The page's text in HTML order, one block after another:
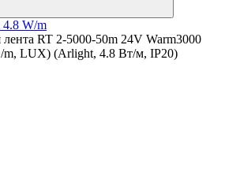
W/m
RT 2-5000-50m 24V Warm3000
m, LUX) (Arlight, 4.8 Вт/м, IP20)